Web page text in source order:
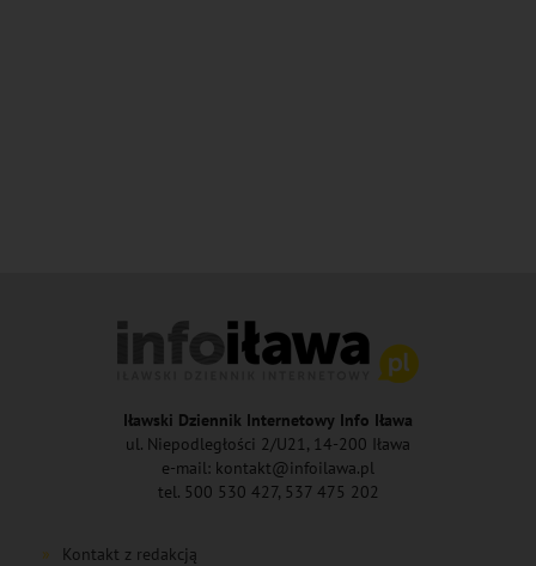
Iławski Dziennik Internetowy Info Iława
ul. Niepodległości 2/U21, 14-200 Iława
e-mail: kontakt@infoilawa.pl
tel. 500 530 427, 537 475 202
Kontakt z redakcją